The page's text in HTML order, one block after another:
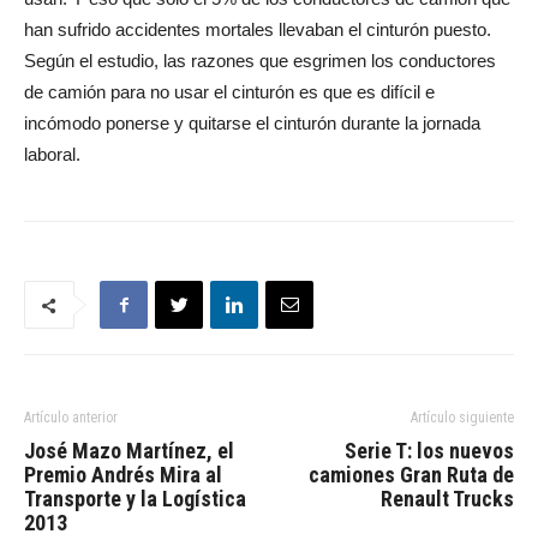
han sufrido accidentes mortales llevaban el cinturón puesto.
Según el estudio, las razones que esgrimen los conductores
de camión para no usar el cinturón es que es difícil e
incómodo ponerse y quitarse el cinturón durante la jornada
laboral.
Artículo anterior
José Mazo Martínez, el
Premio Andrés Mira al
Transporte y la Logística
2013
Artículo siguiente
Serie T: los nuevos
camiones Gran Ruta de
Renault Trucks